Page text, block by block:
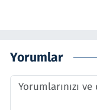
Yorumlar